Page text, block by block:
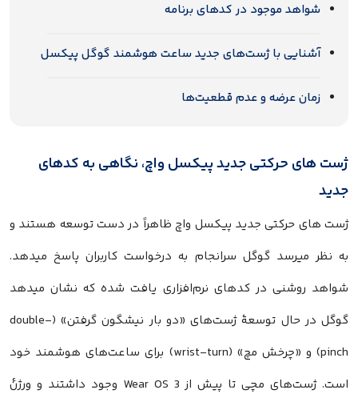
شواهد موجود در کدهای برنامه
آشنایی با ژست‌های جدید ساعت هوشمند گوگل پیکسل
زمان عرضه و عدم قطعیت‌ها
ژست های حرکتی جدید پیکسل واچ، نگاهی به کدهای
جدید
ژست های حرکتی جدید پیکسل واچ ظاهراً در دست توسعه هستند و
به نظر میرسد گوگل سرانجام به درخواست کاربران پاسخ میدهد.
شواهد روشنی در کدهای نرم‌افزاری یافت شده که نشان میدهد
گوگل در حال توسعهٔ ژست‌های «دو بار نیشگون گرفتن» (double-
pinch) و «چرخش مچ» (wrist-turn) برای ساعت‌های هوشمند خود
است. ژست‌های مچی تا پیش از Wear OS 3 وجود داشتند و ورژنٔ